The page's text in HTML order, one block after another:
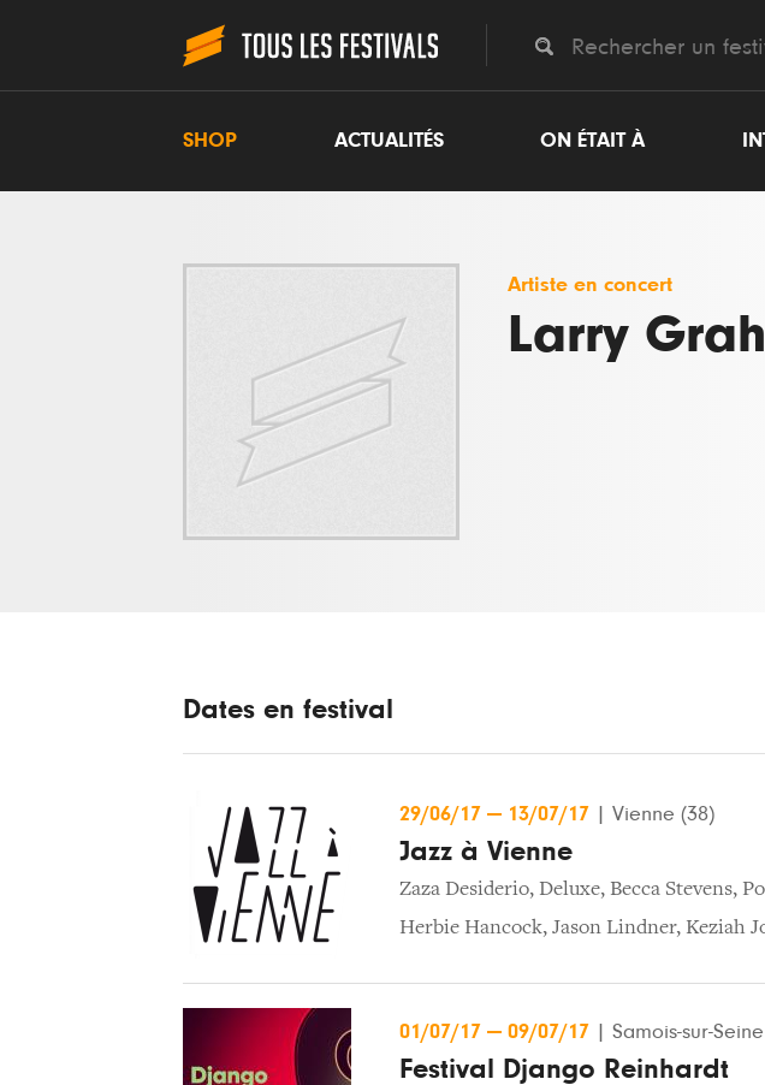
SHOP ACTUALITÉS ON ÉTAIT À
Artiste en concert
Larry
Dates en festival
29/06/17 — 13/07/17 Vienne (38)
Jazz à Vienne
Zaza Desiderio, Deluxe, Becca Stevens,
Herbie Hancock, Jason Lindner, Keziah
01/07/17 — 09/07/17 Samois-sur-
Festival Django Reinhardt